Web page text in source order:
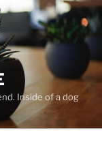
Inside of a dog